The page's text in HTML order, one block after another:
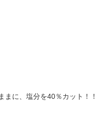
まに、塩分を40％カット！！